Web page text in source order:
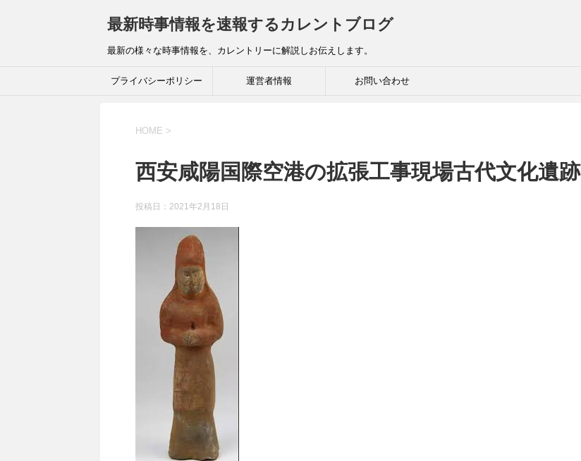
最新時事情報を速報するカレントブログ
最新の様々な時事情報を、カレントリーに解説しお伝えします。
プライバシーポリシー 運営者情報 お問い合わせ
HOME >
西安咸陽国際空港の拡張工事現場古代文化遺跡
投稿日： 2021年2月18日